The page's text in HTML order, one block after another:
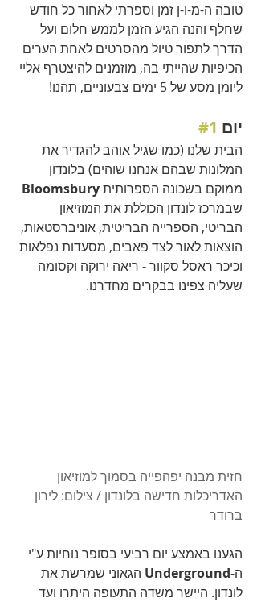
טובה ה-מ-ו-ן זמן וספרתי לאחור כל חודש
שחלף והנה הגיע הזמן לממש חלום ועל
הדרך לתפור טיול מהסרטים לאחת הערים
הכיפיות שהייתי בה, מוזמנים להיצטרף אליי
ליומן מסע של 5 ימים צבעוניים, תהנו!
יום #1
הבית שלנו (כמו שגיל אוהב להגדיר את
המלונות שבהם אנחנו שוהים) בלונדון
ממוקם בשכונה הספרותית Bloomsbury
שבמרכז לונדון הכוללת את המוזיאון
הבריטי, הספרייה הבריטית, אוניברסטאות,
הוצאות לאור לצד פאבים, מסעדות נפלאות
וכיכר ראסל סקוור - ריאה ירוקה וקסומה
שעליה צפינו בבקרים מחדרנו.
חזית מבנה יפהפייה בסמוך למוזיאון
האדריכלות חדישה בלונדון / צילום: לירון
ברודר
הגענו באמצע יום רביעי בסופר נוחיות ע"י
ה-Underground הגאוני שמרשת את
לונדון. היישר משדה התעופה היתרו ועד